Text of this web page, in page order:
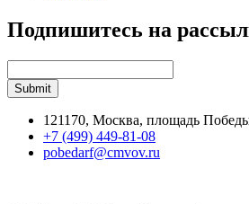
Подпишитесь на
121170, Москва, площадь
+7 (499) 449-81-08
pobedarf@cmvov.ru